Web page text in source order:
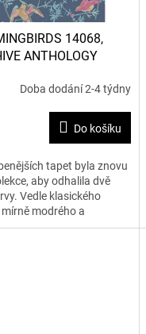
14068,
ANTHOLOGY
Doba dodání 2-4 týdny
Do košíku
tapet byla znovu
aby odhalila dvě
Vedle klasického
modrého a
jsou dvě...